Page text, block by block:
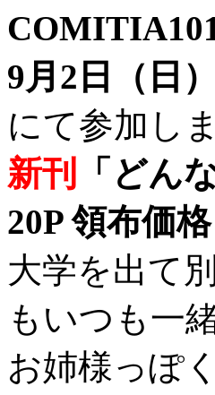
9月2日（日
にて参加し
新刊
「どん
20P 領布価
大学を出て
もいつも一
お姉様っぽ